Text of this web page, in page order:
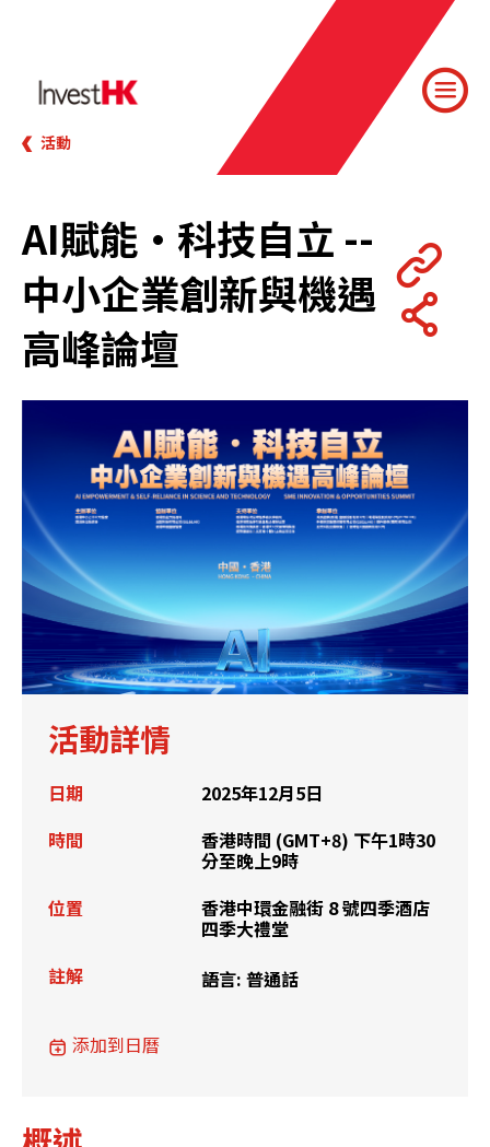
活動
AI賦能·科技自立 --
中小企業創新與機遇
高峰論壇
活動詳情
日期
2025年12月5日
時間
香港時間 (GMT+8) 下午1時30
分至晚上9時
位置
香港中環金融街 8 號四季酒店
四季大禮堂
註解
語言: 普通話
添加到日曆